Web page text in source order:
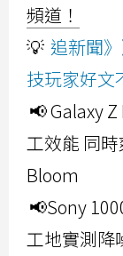
頻道！
💡 追新聞
技玩家好文
📢 Galaxy
工效能 同
Bloom
📢Sony
工地實測降